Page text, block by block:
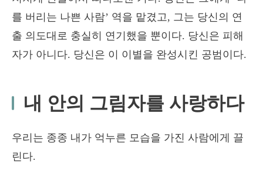
를 버리는 나쁜 사람’ 역을 맡겼고, 그는 당신의 연
출 의도대로 충실히 연기했을 뿐이다. 당신은 피해
자가 아니다. 당신은 이 이별을 완성시킨 공범이다.
내 안의 그림자를 사랑하다
우리는 종종 내가 억누른 모습을 가진 사람에게 끌
린다.